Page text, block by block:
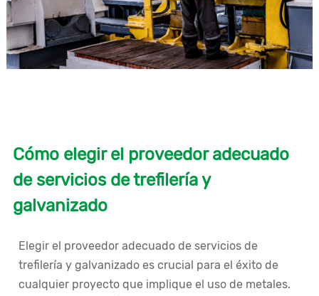
Cómo elegir el proveedor adecuado
de servicios de trefilería y
galvanizado
Elegir el proveedor adecuado de servicios de
trefilería y galvanizado es crucial para el éxito de
cualquier proyecto que implique el uso de metales.